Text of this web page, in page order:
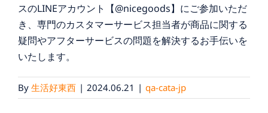
スのLINEアカウント【@nicegoods】にご参加いただ
き、専門のカスタマーサービス担当者が商品に関する
疑問やアフターサービスの問題を解決するお手伝いを
いたします。
By 生活好東西 | 2024.06.21 | qa-cata-jp